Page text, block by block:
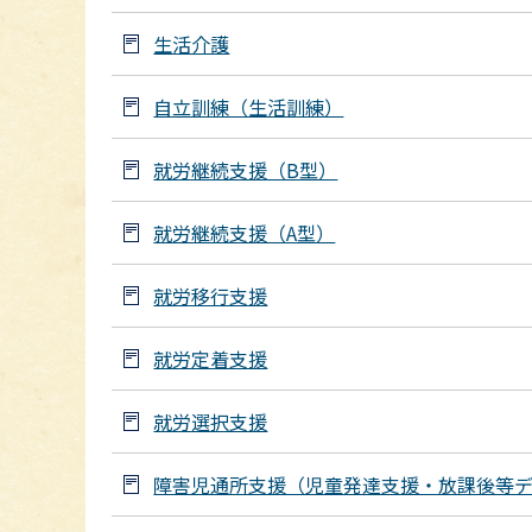
生活介護
自立訓練（生活訓練）
就労継続支援（B型）
就労継続支援（A型）
就労移行支援
就労定着支援
就労選択支援
障害児通所支援（児童発達支援・放課後等デ